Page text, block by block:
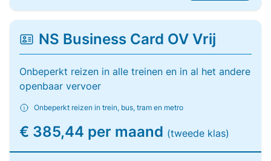
NS Business Card OV Vrij
Onbeperkt reizen in alle treinen en in al het andere
openbaar vervoer
Onbeperkt reizen in trein, bus, tram en metro
€ 385,44 per maand (tweede klas)